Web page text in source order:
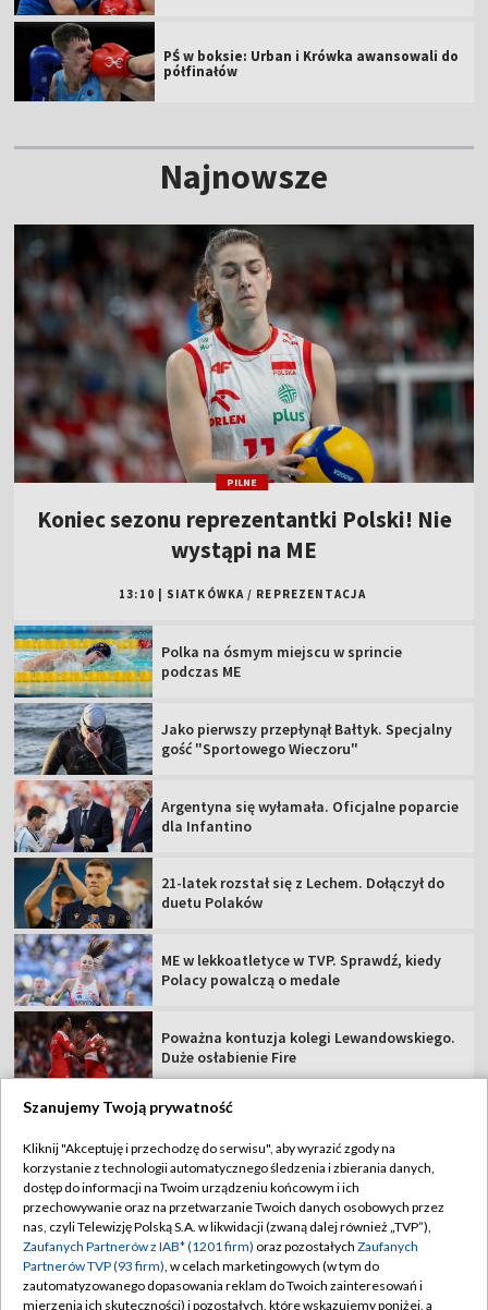
PŚ w boksie: Urban i Krówka awansowali do
półfinałów
Najnowsze
PILNE
Koniec sezonu reprezentantki Polski! Nie
wystąpi na ME
13:10 SIATKÓWKA / REPREZENTACJA
Polka na ósmym miejscu w sprincie
podczas ME
Jako pierwszy przepłynął Bałtyk. Specjalny
gość "Sportowego Wieczoru"
Argentyna się wyłamała. Oficjalne poparcie
dla Infantino
21-latek rozstał się z Lechem. Dołączył do
duetu Polaków
ME w lekkoatletyce w TVP. Sprawdź, kiedy
Polacy powalczą o medale
Poważna kontuzja kolegi Lewandowskiego.
Duże osłabienie Fire
TVP
Abonament TVP
Sklep TVP
Biuro Reklamy
Regulamin TVP
Polityka prywatności
Moje zgody
Szanujemy Twoją prywatność
Kliknij "Akceptuję i przechodzę do serwisu", aby wyrazić zgody na
korzystanie z technologii automatycznego śledzenia i zbierania danych,
dostęp do informacji na Twoim urządzeniu końcowym i ich
przechowywanie oraz na przetwarzanie Twoich danych osobowych przez
nas, czyli Telewizję Polską S.A. w likwidacji (zwaną dalej również „TVP”),
Zaufanych Partnerów z IAB* (1201 firm) oraz pozostałych Zaufanych
Partnerów TVP (93 firm), w celach marketingowych (w tym do
zautomatyzowanego dopasowania reklam do Twoich zainteresowań i
mierzenia ich skuteczności) i pozostałych, które wskazujemy poniżej, a